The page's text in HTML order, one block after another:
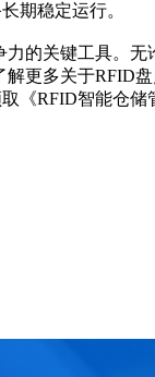
期稳定运行。
的关键工具。
更多关于RFID
《RFID智能仓